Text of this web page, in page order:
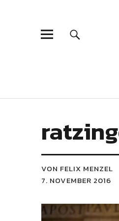
VON FELIX MENZEL
7. NOVEMBER 2016